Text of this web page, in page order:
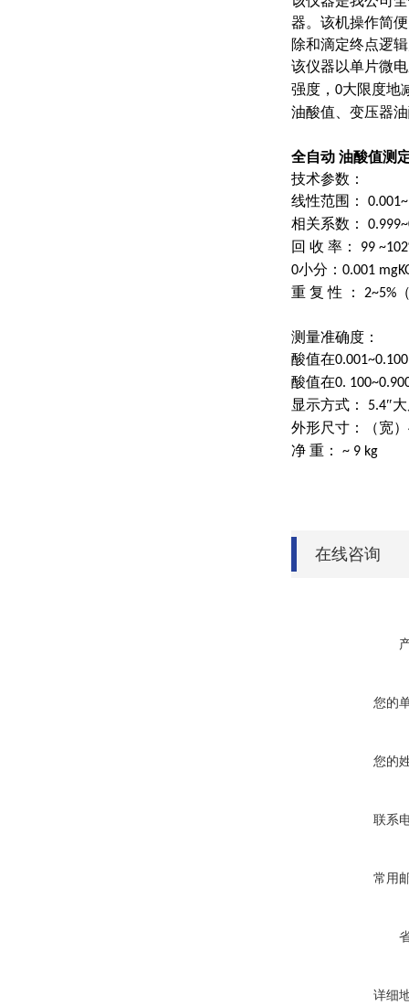
器。该机操作简
除和滴定终点逻
该仪器以单片微
强度， 0大限度地
油酸值、变压器
全自动 油酸值测
技术参数：
线性范围：
相关系数：
回 收 率： 99
0小分： 0.001
重 复 性 ： 2~5%
测量准确度：
酸值在
酸值在0.
显示方式： 5.4″
外形尺寸：（宽）
净 重： ~ 9 kg
在线咨询
您的
您的
联系
常用
详细